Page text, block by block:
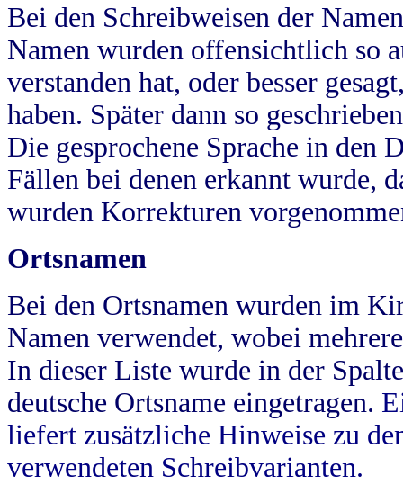
Bei den Schreibweisen der
Namen wurden offensichtlich so
verstanden hat, oder besser
haben. Später dann so
Die gesprochene Sprache in
Fällen bei denen erkannt wurde,
wurden Korrekturen
Ortsnamen
Bei den Ortsnamen wurden im
Namen verwendet, wobei
In dieser Liste wurde in der
deutsche Ortsname eingetragen.
liefert zusätzliche Hinweise zu
verwendeten Schreibvarianten.